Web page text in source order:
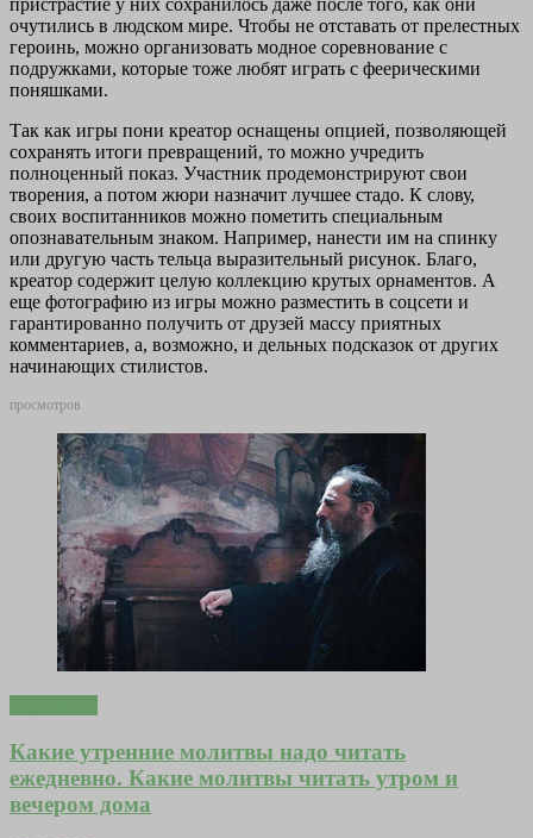
пристрастие у них сохранилось даже после того, как они
очутились в людском мире. Чтобы не отставать от прелестных
героинь, можно организовать модное соревнование с
подружками, которые тоже любят играть с феерическими
поняшками.
Так как игры пони креатор оснащены опцией, позволяющей
сохранять итоги превращений, то можно учредить
полноценный показ. Участник продемонстрируют свои
творения, а потом жюри назначит лучшее стадо. К слову,
своих воспитанников можно пометить специальным
опознавательным знаком. Например, нанести им на спинку
или другую часть тельца выразительный рисунок. Благо,
креатор содержит целую коллекцию крутых орнаментов. А
еще фотографию из игры можно разместить в соцсети и
гарантированно получить от друзей массу приятных
комментариев, а, возможно, и дельных подсказок от других
начинающих стилистов.
просмотров
Какие утренние молитвы надо читать
ежедневно. Какие молитвы читать утром и
вечером дома